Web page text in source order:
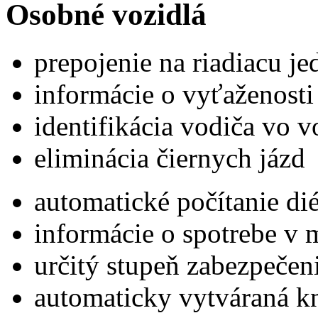
Osobné vozidlá
prepojenie na riadiacu
informácie o
identifikácia vodiča vo
eliminácia čiernych jázd
automatické počítanie
informácie o spotrebe v
určitý stupeň
automaticky vytváraná